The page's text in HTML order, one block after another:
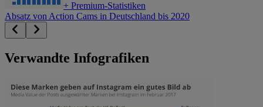
+ Premium-Statistiken
Absatz von Action Cams in Deutschland bis 2020
Verwandte Infografiken